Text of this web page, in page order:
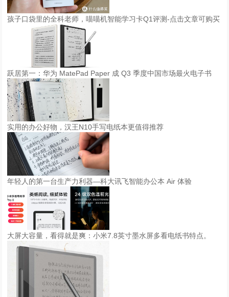
孩子口袋里的全科老师，喵喵机智能学习卡Q1评测-点击文章可购买
跃居第一：华为 MatePad Paper 成 Q3 季度中国市场最火电子书
实用的办公好物，汉王N10手写电纸本更值得推荐
年轻人的第一台生产力利器—科大讯飞智能办公本 Air 体验
大屏大容量，看得就是爽：小米7.8英寸墨水屏多看电纸书特点。